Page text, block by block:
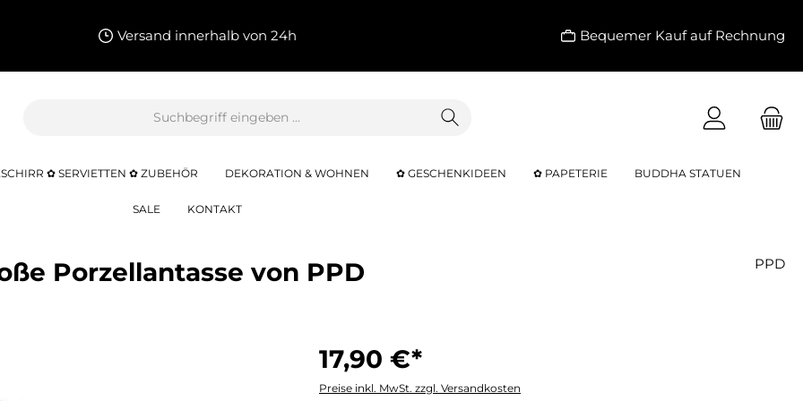
Versand innerhalb von 24h Bequemer Kauf auf Rechnung
✿ SERVIETTEN ✿ ZUBEHÖR DEKORATION & WOHNEN ✿ GESCHENKIDEEN ✿ PAPETERIE BUDDHA STATUEN
SALE KONTAKT
Porzellantasse von PPD PPD
17,90 €*
Preise inkl. MwSt. zzgl. Versandkosten